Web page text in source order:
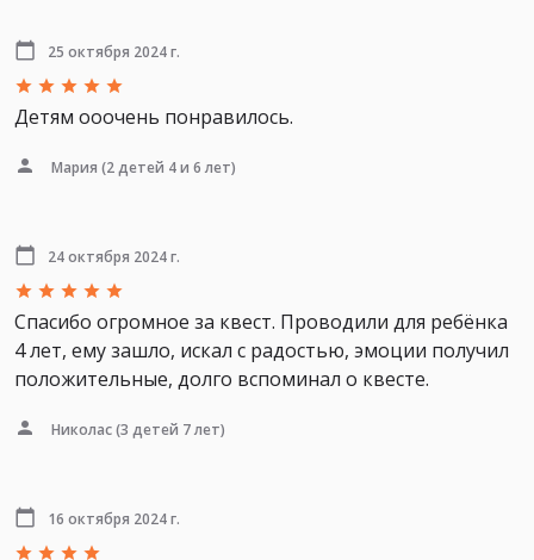
25 октября 2024 г.
Детям ооочень понравилось.
Мария (2 детей 4 и 6 лет)
24 октября 2024 г.
Спасибо огромное за квест. Проводили для ребёнка
4 лет, ему зашло, искал с радостью, эмоции получил
положительные, долго вспоминал о квесте.
Николас(3 детей 7 лет)
16 октября 2024 г.